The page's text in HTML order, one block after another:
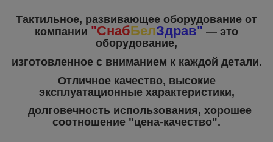
Тактильное, развивающее оборудование от
компании "СнабБелЗдрав" ― это
оборудование,
изготовленное с вниманием к каждой детали.
Отличное качество, высокие
эксплуатационные характеристики,
долговечность использования, хорошее
соотношение "цена-качество".